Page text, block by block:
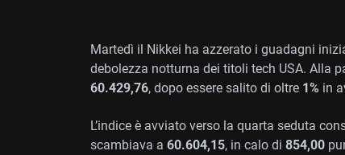
Martedì il Nikkei ha azzerato i guadagni
debolezza notturna dei titoli tech USA. Alla
60.429,76, dopo essere salito di oltre 1% in
L’indice è avviato verso la quarta seduta
scambiava a 60.604,15, in calo di 854,00